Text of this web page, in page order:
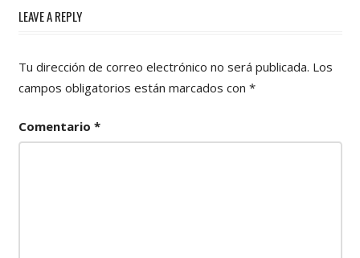
LEAVE A REPLY
Tu dirección de correo electrónico no será publicada. Los
campos obligatorios están marcados con *
Comentario *